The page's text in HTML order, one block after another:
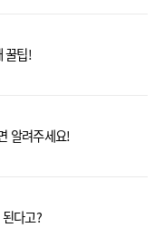
꿀팁!
알려주세요!
다고?